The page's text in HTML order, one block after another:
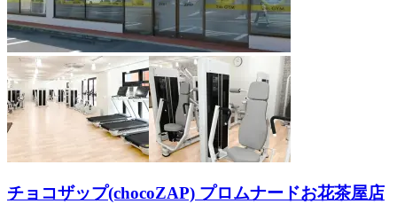
チョコザップ(chocoZAP) プロムナードお花茶屋店